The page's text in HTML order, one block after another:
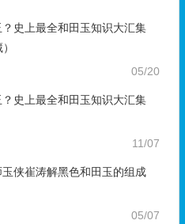
史上最全和田玉知识大汇集
05/20
史上最全和田玉知识大汇集
11/07
侠崔涛解黑色和田玉的组成
05/07